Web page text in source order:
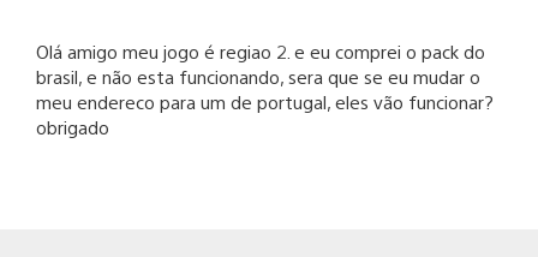
Olá amigo meu jogo é regiao 2. e eu comprei o pack do
brasil, e não esta funcionando, sera que se eu mudar o
meu endereco para um de portugal, eles vão funcionar?
obrigado